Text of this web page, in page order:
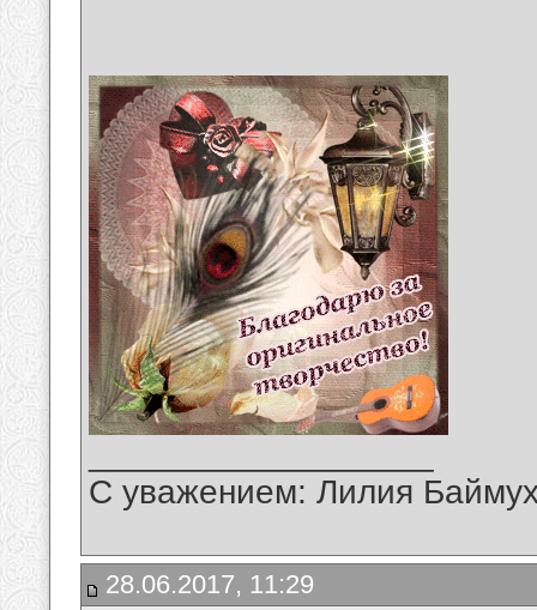
С уважением: Лилия
28.06.2017, 11:29